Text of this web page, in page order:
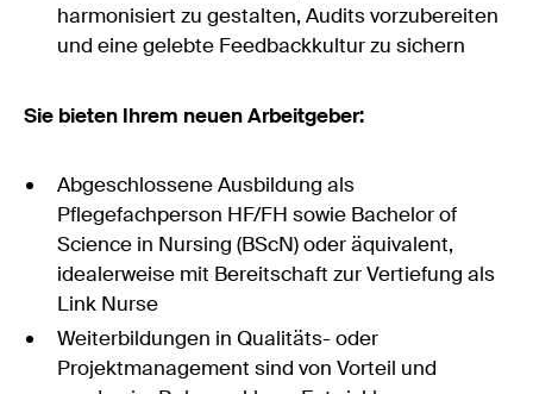
harmonisiert zu gestalten, Audits vorzubereiten
und eine gelebte Feedbackkultur zu sichern
Sie bieten Ihrem neuen Arbeitgeber:
Abgeschlossene Ausbildung als
Pflegefachperson HF/FH sowie Bachelor of
Science in Nursing (BScN) oder äquivalent,
idealerweise mit Bereitschaft zur Vertiefung als
Link Nurse
Weiterbildungen in Qualitäts- oder
Projektmanagement sind von Vorteil und